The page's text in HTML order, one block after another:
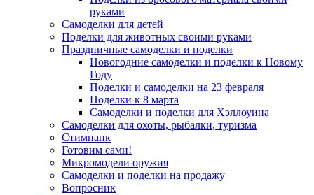
руками
Самоделки для детей
Поделки для животных своими руками
Праздничные самоделки и поделки
Новогодние самоделки и поделки к Новому
Году
Поделки и самоделки на 23 февраля
Поделки к 8 марта
Самоделки и поделки для Хэллоуина
Самоделки для охоты, рыбалки, туризма
Стимпанк
Готовим сами!
Микромодели оружия
Самоделки и поделки на продажу
Вопросник